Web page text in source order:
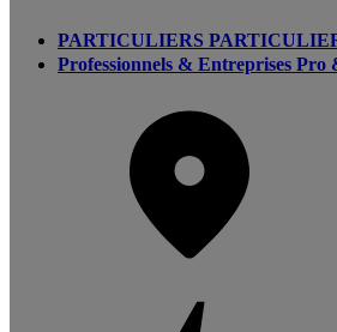
PARTICULIERS
Professionnels & Entreprises Pro